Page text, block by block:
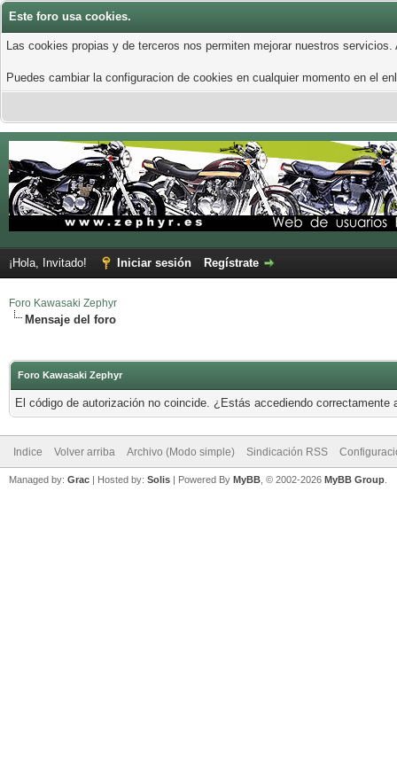
Este foro usa cookies.
Las cookies propias y de terceros nos permiten mejorar nuestros
Puedes cambiar la configuracion de cookies en cualquier momento en el
¡Hola, Invitado! Iniciar sesión Regístrate
Foro Kawasaki Zephyr
Mensaje del foro
Foro Kawasaki Zephyr
El código de autorización no coincide. ¿Estás accediendo
Indice Volver arriba Archivo (Modo simple) Sindicación RSS
Managed by: Grac | Hosted by: Solis | Powered By MyBB , © 2002-2026 MyBB Group